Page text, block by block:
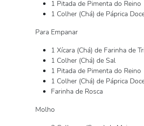
1 Pitada de Pimenta do Reino
1 Colher (Chá) de Páprica
Para Empanar
1 Xícara (Chá) de Farinha de
1 Colher (Chá) de Sal
1 Pitada de Pimenta do Reino
1 Colher (Chá) de Páprica
Farinha de Rosca
Molho